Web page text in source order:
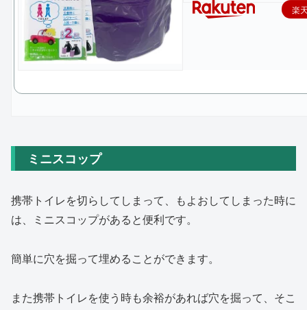
楽
ミニスコップ
携帯トイレを切らしてしまって、もよおしてしまった時に
は、ミニスコップがあると便利です。
簡単に穴を掘って埋めることができます。
また携帯トイレを使う時も余裕があれば穴を掘って、そこ